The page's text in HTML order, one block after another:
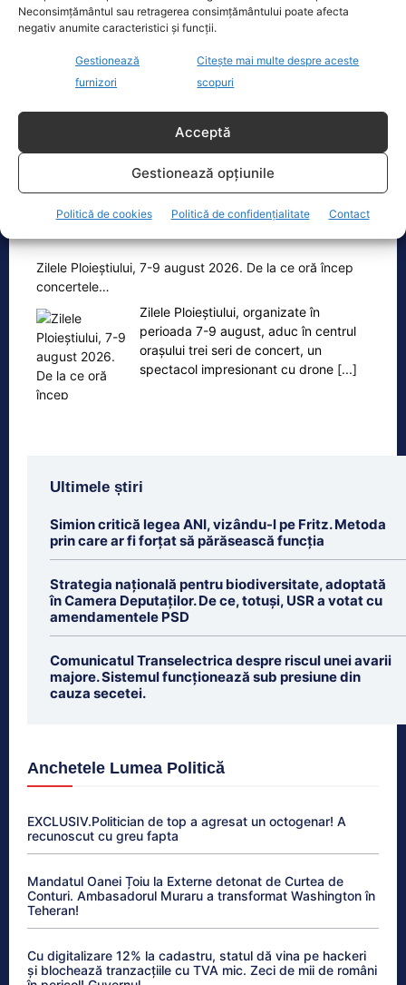
Neconsimțământul sau retragerea consimțământului poate afecta
negativ anumite caracteristici și funcții.
Gestionează
furnizori
Citește mai multe despre aceste
scopuri
Acceptă
Gestionează opțiunile
Politică de cookies Politică de confidențialitate Contact
Cristoiu: Bolojan, Fritz, Kelemen au tot
interesul să blocheze formarea unui…
Ion Cristoiu a lansat, miercuri seară, în
direct la Realitatea PLUS, un atac dur
Oficiul de Știri
Zilele Ploieștiului, 7-9 august 2026. De la ce oră încep
concertele…
Zilele Ploieștiului, organizate în
perioada 7-9 august, aduc în centrul
orașului trei seri de concert, un
spectacol impresionant cu drone [...]
Ultimele știri
Simion critică legea ANI, vizându-l pe Fritz. Metoda
prin care ar fi forțat să părăsească funcția
Strategia națională pentru biodiversitate, adoptată
în Camera Deputaților. De ce, totuși, USR a votat cu
amendamentele PSD
Comunicatul Transelectrica despre riscul unei avarii
majore. Sistemul funcționează sub presiune din
cauza secetei.
Anchetele Lumea Politică
EXCLUSIV.Politician de top a agresat un octogenar! A
recunoscut cu greu fapta
Mandatul Oanei Țoiu la Externe detonat de Curtea de
Conturi. Ambasadorul Muraru a transformat Washington în
Teheran!
Cu digitalizare 12% la cadastru, statul dă vina pe hackeri
și blochează tranzacțiile cu TVA mic. Zeci de mii de români